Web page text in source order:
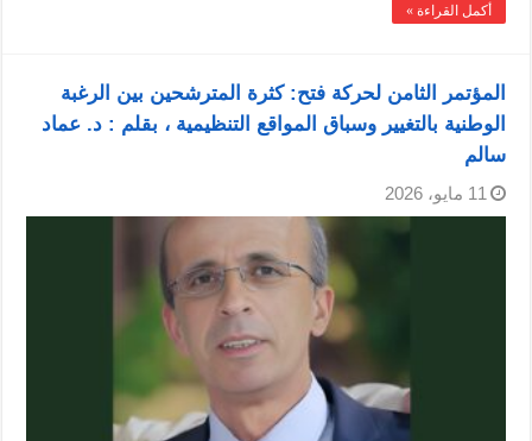
أكمل القراءة »
المؤتمر الثامن لحركة فتح: كثرة المترشحين بين الرغبة
الوطنية بالتغيير وسباق المواقع التنظيمية ، بقلم : د. عماد
سالم
11 مايو، 2026